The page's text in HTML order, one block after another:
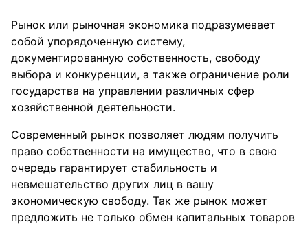
Рынок или рыночная экономика подразумевает
собой упорядоченную систему,
документированную собственность, свободу
выбора и конкуренции, а также ограничение роли
государства на управлении различных сфер
хозяйственной деятельности.
Современный рынок позволяет людям получить
право собственности на имущество, что в свою
очередь гарантирует стабильность и
невмешательство других лиц в вашу
экономическую свободу. Так же рынок может
предложить не только обмен капитальных товаров